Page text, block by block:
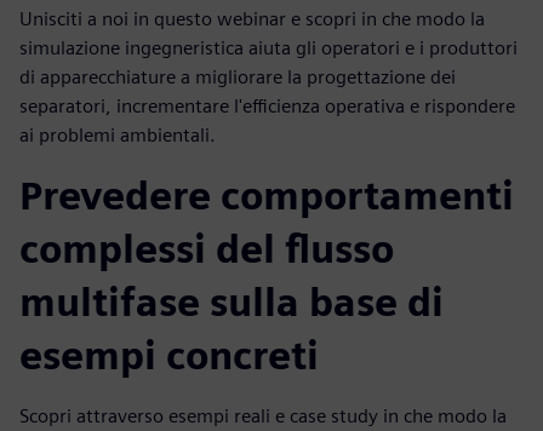
Unisciti a noi in questo webinar e scopri in che modo la
simulazione ingegneristica aiuta gli operatori e i produttori
di apparecchiature a migliorare la progettazione dei
separatori, incrementare l'efficienza operativa e rispondere
ai problemi ambientali.
Prevedere comportamenti
complessi del flusso
multifase sulla base di
esempi concreti
Scopri attraverso esempi reali e case study in che modo la